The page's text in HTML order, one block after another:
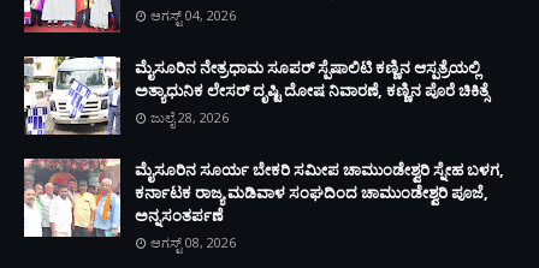
ಆಗಸ್ಟ್ 04, 2026
ಮೈಸೂರಿನ ನೇತ್ರಧಾಮ ಸೂಪರ್ ಸ್ಪೆಷಾಲಿಟಿ ಕಣ್ಣಿನ ಆಸ್ಪತ್ರೆಯಲ್ಲಿ
ಅತ್ಯಾಧುನಿಕ ಲೇಸರ್ ದೃಷ್ಟಿ ದೋಷ ನಿವಾರಣೆ, ಕಣ್ಣಿನ ಪೊರೆ ಚಿಕಿತ್ಸೆ
ಜುಲೈ 28, 2026
ಮೈಸೂರಿನ ಸೂರ್ಯ ಬೇಕರಿ ಸಮೀಪ ಚಾಮುಂಡೇಶ್ವರಿ ಸ್ನೇಹ ಬಳಗ,
ಕರ್ನಾಟಕ ರಾಜ್ಯ ಮಡಿವಾಳ ಸಂಘದಿಂದ ಚಾಮುಂಡೇಶ್ವರಿ ಪೂಜೆ,
ಅನ್ನಸಂತರ್ಪಣೆ
ಆಗಸ್ಟ್ 08, 2026